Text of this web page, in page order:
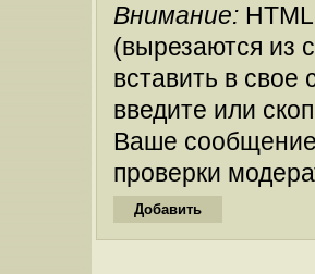
Внимание:
(вырезаются из
вставить в
введите или
Ваше
проверки